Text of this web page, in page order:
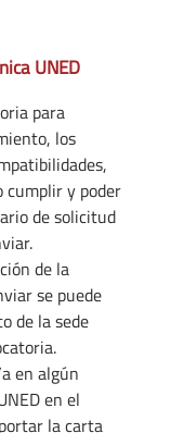
UNED
para
los
cumplir y poder
de solicitud
de la
se puede
de la sede
en algún
en el
la carta